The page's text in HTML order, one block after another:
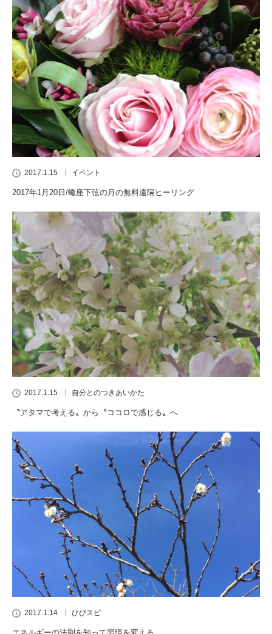
2017.1.15 イベント
2017年1月20日/蠍座下弦の月の無料遠隔ヒーリング
2017.1.15 自分とのつきあいかた
〝アタマで考える〟から〝ココロで感じる〟へ
2017.1.14 ひびスピ